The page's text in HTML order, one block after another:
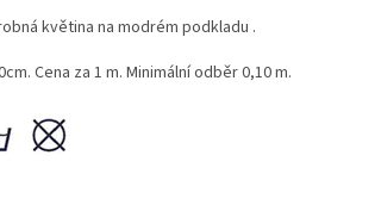
květina na modrém podkladu .
Cena za 1 m. Minimální odběr 0,10 m.